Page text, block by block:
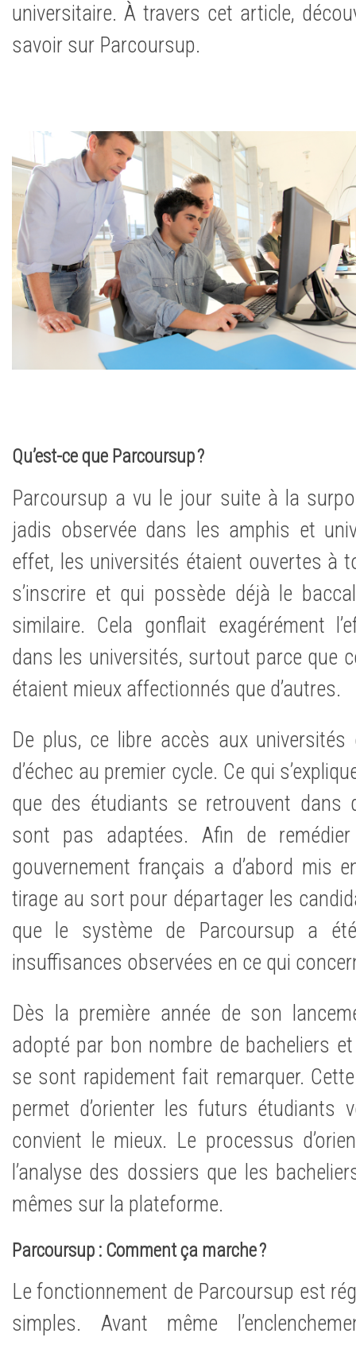
universitaire. À travers cet article,
savoir sur Parcoursup.
Qu’est-ce que Parcoursup ?
Parcoursup a vu le jour suite à la
jadis observée dans les amphis et
effet, les universités étaient ouvertes à
s’inscrire et qui possède déjà le
similaire. Cela gonflait exagérément
dans les universités, surtout parce que
étaient mieux affectionnés que d’autres.
De plus, ce libre accès aux
d’échec au premier cycle. Ce qui
que des étudiants se retrouvent dans
sont pas adaptées. Afin de
gouvernement français a d’abord mis
tirage au sort pour départager les
que le système de Parcoursup a
insuffisances observées en ce qui
Dès la première année de son
adopté par bon nombre de bacheliers
se sont rapidement fait remarquer.
permet d’orienter les futurs étudiants
convient le mieux. Le processus
l’analyse des dossiers que les
mêmes sur la plateforme.
Parcoursup : Comment ça marche ?
Le fonctionnement de Parcoursup est
simples. Avant même